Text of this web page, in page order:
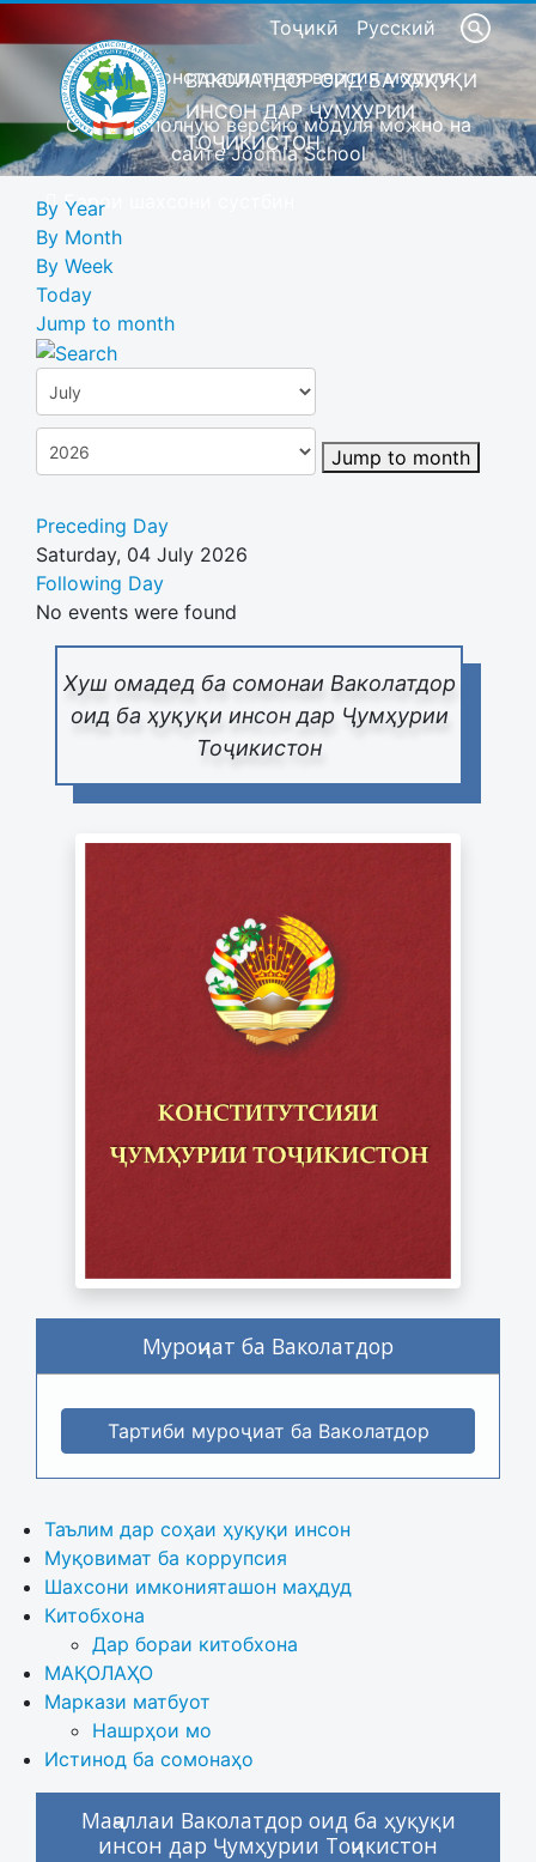
Тоҷикӣ Русский
Это демонстрационная версия модуля
Скачать полную версию модуля можно на
сайте Joomla School
Барои шахсони сустбин
ВАКОЛАТДОР ОИД БА ҲУҚУҚИ
ИНСОН ДАР ҶУМҲУРИИ
ТОҶИКИСТОН
Хуш омадед ба сомонаи Ваколатдор
оид ба ҳуқуқи инсон дар Ҷумҳурии
Тоҷикистон
Муроҷиат ба Ваколатдор
Тартиби муроҷиат ба Ваколатдор
Таълим дар соҳаи ҳуқуқи инсон
Муқовимат ба коррупсия
Шахсони имконияташон маҳдуд
Китобхона
Дар бораи китобхона
МАҚОЛАҲО
Маркази матбуот
Нашрҳои мо
Истинод ба сомонаҳо
Маҷаллаи Ваколатдор оид ба ҳуқуқи
инсон дар Ҷумҳурии Тоҷикистон
By Year
By Month
By Week
Today
Jump to month
Jump to month
Preceding Day
Saturday, 04 July 2026
Following Day
No events were found